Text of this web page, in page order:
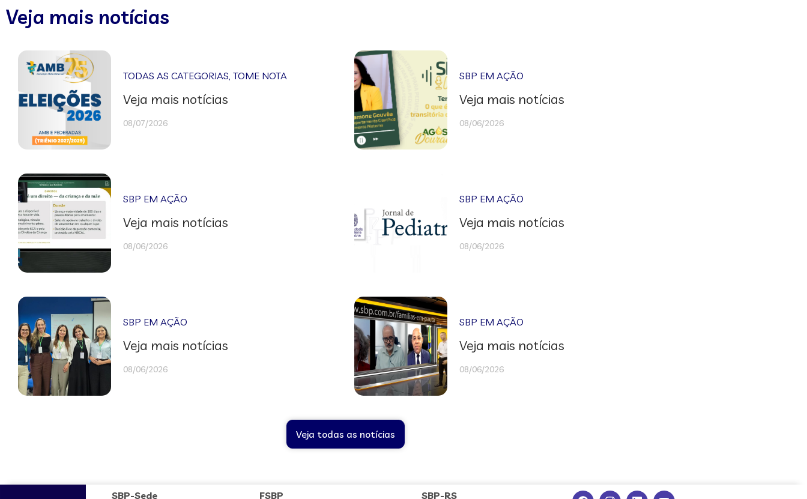
Veja mais notícias
TODAS AS CATEGORIAS,TOME NOTA
Veja mais notícias
08/07/2026
SBP EM AÇÃO
Veja mais notícias
08/06/2026
SBP EM AÇÃO
Veja mais notícias
08/06/2026
SBP EM AÇÃO
Veja mais notícias
08/06/2026
SBP EM AÇÃO
Veja mais notícias
08/06/2026
SBP EM AÇÃO
Veja mais notícias
08/06/2026
Veja todas as notícias
SBP-Sede FSBP SBP-RS